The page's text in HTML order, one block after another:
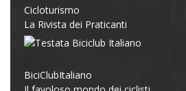
Cicloturismo
La Rivista dei Praticanti
BiciClubItaliano